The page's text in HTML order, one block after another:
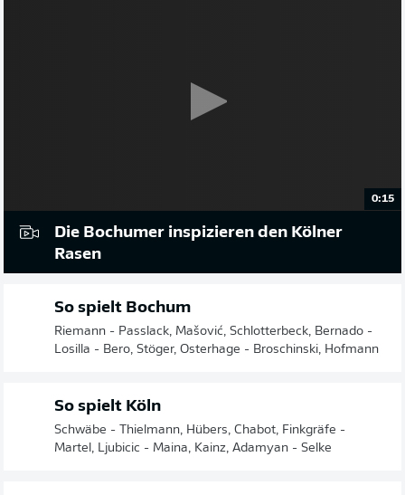
0:15
Die Bochumer inspizieren den Kölner
Rasen
So spielt Bochum
Riemann - Passlack, Mašović, Schlotterbeck, Bernado -
Losilla - Bero, Stöger, Osterhage - Broschinski, Hofmann
So spielt Köln
Schwäbe - Thielmann, Hübers, Chabot, Finkgräfe -
Martel, Ljubicic - Maina, Kainz, Adamyan - Selke